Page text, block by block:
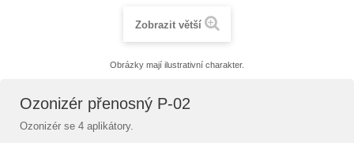
Zobrazit větší
Obrázky mají ilustrativní charakter.
Ozonizér přenosný P-02
Ozonizér se 4 aplikátory.